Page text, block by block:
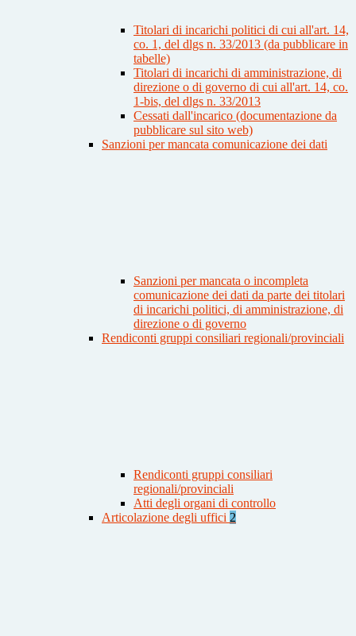
Titolari di incarichi politici di cui all'art. 14,
co. 1, del dlgs n. 33/2013 (da pubblicare in
tabelle)
Titolari di incarichi di amministrazione, di
direzione o di governo di cui all'art. 14, co.
1-bis, del dlgs n. 33/2013
Cessati dall'incarico (documentazione da
pubblicare sul sito web)
Sanzioni per mancata comunicazione dei dati
Sanzioni per mancata o incompleta
comunicazione dei dati da parte dei titolari
di incarichi politici, di amministrazione, di
direzione o di governo
Rendiconti gruppi consiliari regionali/provinciali
Rendiconti gruppi consiliari
regionali/provinciali
Atti degli organi di controllo
Articolazione degli uffici 2